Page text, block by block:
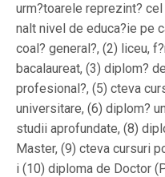
urm?toarele reprezint? cel
nalt nivel de educa?ie pe
coal? general?, (2) liceu,
bacalaureat, (3) diplom?
profesional?, (5) cteva
universitare, (6) diplom?
studii aprofundate, (8)
Master, (9) cteva cursuri
i (10) diploma de Doctor